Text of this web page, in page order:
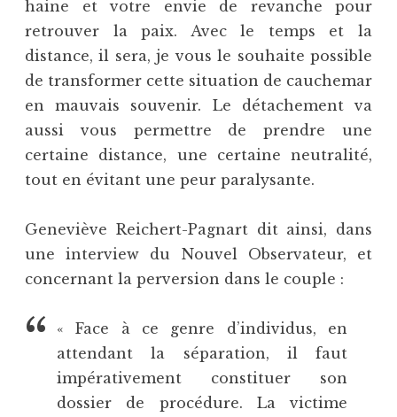
haine et votre envie de revanche pour
retrouver la paix. Avec le temps et la
distance, il sera, je vous le souhaite possible
de transformer cette situation de cauchemar
en mauvais souvenir. Le détachement va
aussi vous permettre de prendre une
certaine distance, une certaine neutralité,
tout en évitant une peur paralysante.
Geneviève Reichert-Pagnart dit ainsi, dans
une interview du Nouvel Observateur, et
concernant la perversion dans le couple :
« Face à ce genre d’individus, en
attendant la séparation, il faut
impérativement constituer son
dossier de procédure. La victime